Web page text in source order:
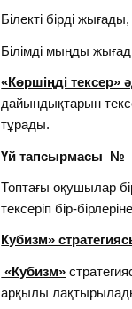
Білекті бірді жығады,
Білімді мыңды
«Көршіңді тексер»
дайындықтарын
тұрады.
Үй тапсырмасы №
Топтағы оқушылар
тексеріп бір-
Кубизм»
«Кубизм»
арқылы